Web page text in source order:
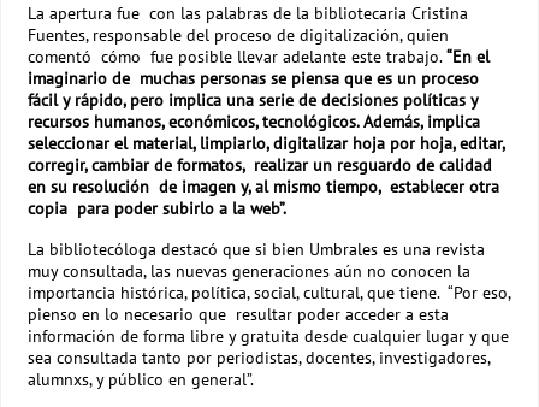
La apertura fue con las palabras de la bibliotecaria Cristina
Fuentes, responsable del proceso de digitalización, quien
comentó cómo fue posible llevar adelante este trabajo.“En el
imaginario de muchas personas se piensa que es un proceso
fácil y rápido, pero implica una serie de decisiones políticas y
recursos humanos, económicos, tecnológicos. Además, implica
seleccionar el material, limpiarlo, digitalizar hoja por hoja, editar,
corregir, cambiar de formatos, realizar un resguardo de calidad
en su resolución de imagen y, al mismo tiempo, establecer otra
copia para poder subirlo a la web”.
La bibliotecóloga destacó que si bien Umbrales es una revista
muy consultada, las nuevas generaciones aún no conocen la
importancia histórica, política, social, cultural, que tiene. “Por eso,
pienso en lo necesario que resultar poder acceder a esta
información de forma libre y gratuita desde cualquier lugar y que
sea consultada tanto por periodistas, docentes, investigadores,
alumnxs, y público en general”.